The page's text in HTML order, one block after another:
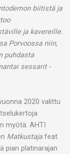
biitistä ja
ja kavereille.
Porvoossa niin,
puhdasta
sessarit -
2020 valittu
myötä. AHTI
Matkustaja feat.
pian platinarajan